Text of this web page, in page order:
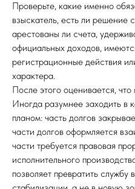
Проверьте, какие именно
взыскатель, есть ли решение
арестованы ли счета,
официальных доходов,
регистрационные действия
характера.
После этого оценивается,
Иногда разумнее заходить в
планом: часть долгов
части долгов оформляется
части требуется правовая
исполнительного
позволяет превратить